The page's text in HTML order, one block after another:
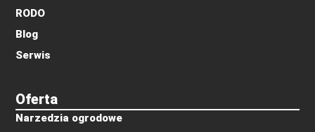
Oferta
Narzedzia ogrodowe
RODO
Blog
Serwis